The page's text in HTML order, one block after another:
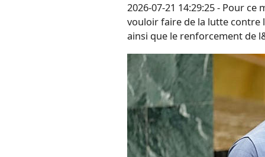
2026-07-21 14:29:25 - Pour
vouloir faire de la lutte
ainsi que le renforcement de